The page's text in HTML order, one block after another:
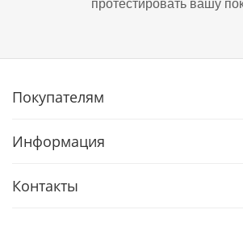
протестировать вашу
Покупателям
Информация
Контакты